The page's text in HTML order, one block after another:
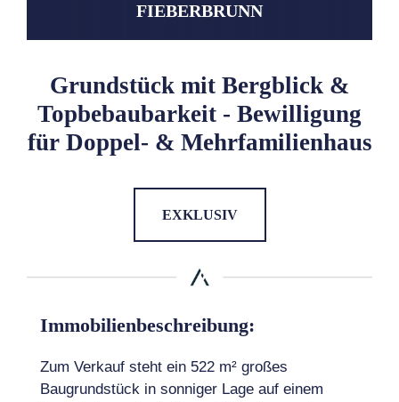
FIEBERBRUNN
Grundstück mit Bergblick &
Topbebaubarkeit - Bewilligung
für Doppel- & Mehrfamilienhaus
EXKLUSIV
Immobilienbeschreibung:
Zum Verkauf steht ein 522 m² großes
Baugrundstück in sonniger Lage auf einem